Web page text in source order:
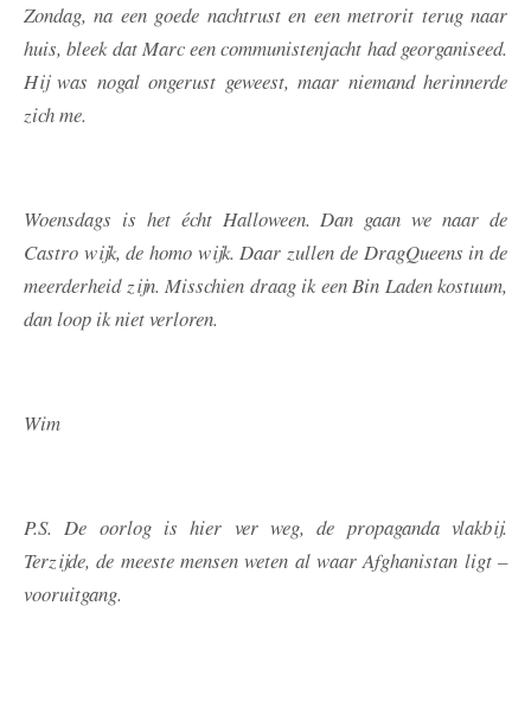
Zondag, na een goede nachtrust en een metrorit terug naar
huis, bleek dat Marc een communistenjacht had georganiseed.
Hij was nogal ongerust geweest, maar niemand herinnerde
zich me.
Woensdags is het écht Halloween. Dan gaan we naar de
Castro wijk, de homo wijk. Daar zullen de DragQueens in de
meerderheid zijn. Misschien draag ik een Bin Laden kostuum,
dan loop ik niet verloren.
Wim
P.S. De oorlog is hier ver weg, de propaganda vlakbij.
Terzijde, de meeste mensen weten al waar Afghanistan ligt –
vooruitgang.